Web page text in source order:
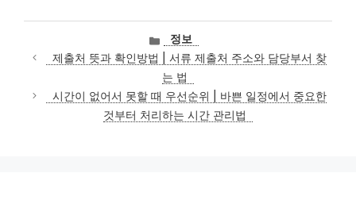
카
테
고
리
정보
제출처 뜻과 확인방법 | 서류 제출처 주소와 담당부서 찾
는 법
시간이 없어서 못할 때 우선순위 | 바쁜 일정에서 중요한
것부터 처리하는 시간 관리법